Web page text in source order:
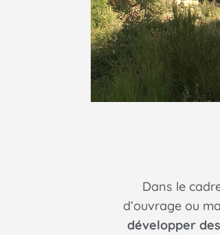
Dans le
d’ouvrage ou
développer